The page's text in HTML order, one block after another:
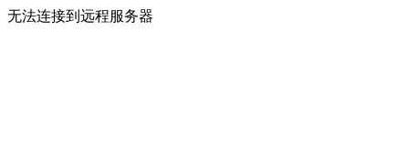
无法连接到远程服务器